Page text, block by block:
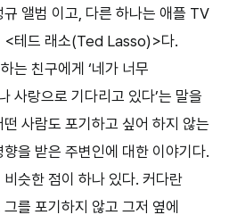
앨범 이고, 다른 하나는 애플 TV
<테드 래소(Ted Lasso)>다.
는 친구에게 ‘네가 너무
사랑으로 기다리고 있다’는 말을
사람도 포기하고 싶어 하지 않는
을 받은 주변인에 대한 이야기다.
슷한 점이 하나 있다. 커다란
를 포기하지 않고 그저 옆에